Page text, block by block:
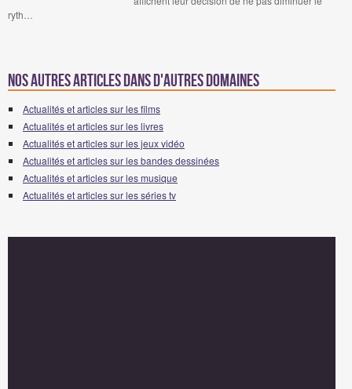
ryth…
Nos autres articles dans d'autres domaines
Actualités et articles sur les films
Actualités et articles sur les livres
Actualités et articles sur les jeux vidéo
Actualités et articles sur les bandes dessinées
Actualités et articles sur les musique
Actualités et articles sur les séries tv